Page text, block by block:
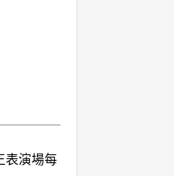
表演場每